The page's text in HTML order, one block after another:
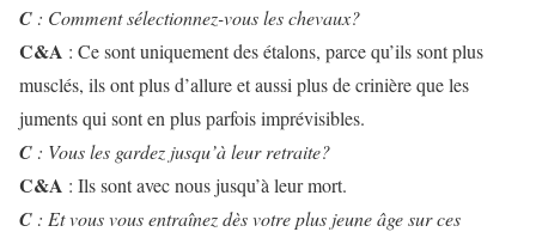
C : Comment sélectionnez-vous les chevaux?
C&A : Ce sont uniquement des étalons, parce qu’ils sont plus
musclés, ils ont plus d’allure et aussi plus de crinière que les
juments qui sont en plus parfois imprévisibles.
C : Vous les gardez jusqu’à leur retraite?
C&A : Ils sont avec nous jusqu’à leur mort.
C : Et vous vous entraînez dès votre plus jeune âge sur ces